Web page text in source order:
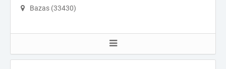
Bazas (33430)